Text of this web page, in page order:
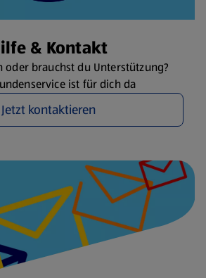
& Kontakt
oder brauchst du Unterstützung?
ist für dich da
Jetzt kontaktieren